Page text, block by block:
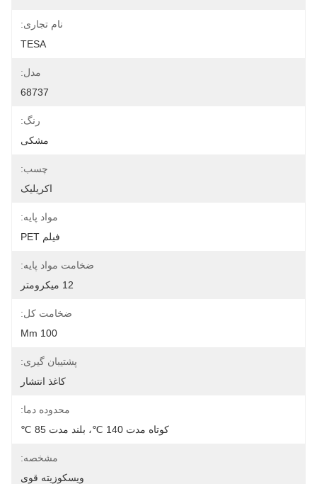
نام تجاری:
TESA
مدل:
68737
رنگ:
مشکی
چسب:
اکریلیک
مواد پایه:
فیلم PET
ضخامت مواد پایه:
12 میکرومتر
ضخامت کل:
100 Μm
پشتیبان گیری:
کاغذ انتشار
محدوده دما:
کوتاه مدت 140 ℃، بلند مدت 85 ℃
مشخصه:
ویسکوزیته قوی